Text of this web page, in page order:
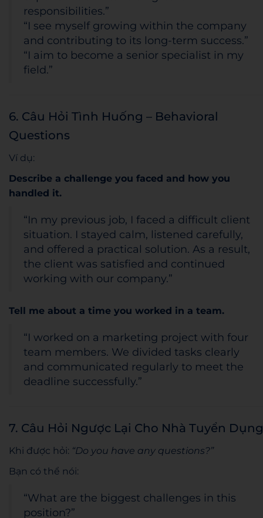
responsibilities.”
“I see myself growing within the company
and contributing to its long-term success.”
“I aim to become a senior specialist in my
field.”
6. Câu Hỏi Tình Huống – Behavioral
Questions
Ví dụ:
Describe a challenge you faced and how you
handled it.
“In my previous job, I faced a difficult client
situation. I stayed calm, listened carefully,
and offered a practical solution. As a result,
the client was satisfied and continued
working with our company.”
Tell me about a time you worked in a team.
“I worked on a marketing project with four
team members. We divided tasks clearly
and communicated regularly to meet the
deadline successfully.”
7. Câu Hỏi Ngược Lại Cho Nhà Tuyển Dụng
Khi được hỏi: “Do you have any questions?”
Bạn có thể nói:
“What are the biggest challenges in this
position?”